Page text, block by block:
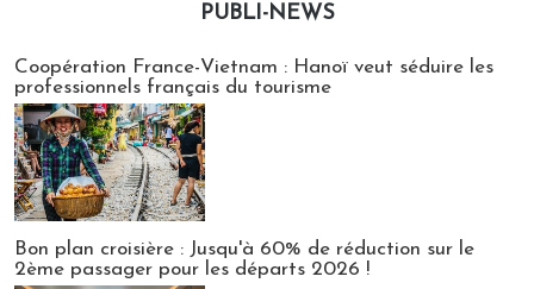
PUBLI-NEWS
Coopération France-Vietnam : Hanoï veut séduire les
professionnels français du tourisme
Bon plan croisière : Jusqu'à 60% de réduction sur le
2ème passager pour les départs 2026 !